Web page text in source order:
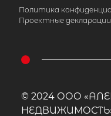
Политика
Проектные декларации
© 2024 ООО